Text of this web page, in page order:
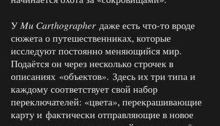
УMu Carthographer даже есть что-то вроде
сюжета о путешественниках, которые
исследуют постоянно меняющийся мир.
Подаётся он через несколько строчек в
описаниях «объектов». Здесь их три типа и
каждому соответствует свой набор
переключателей: «цвета», перекрашивающие
карту и фактически отправляющие в новое